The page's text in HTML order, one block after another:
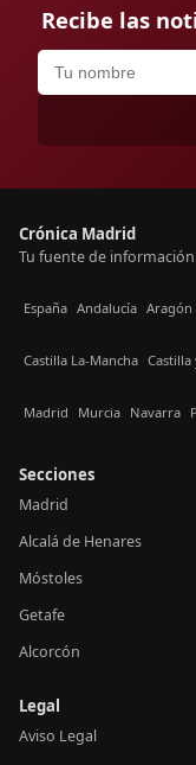
Recibe las
Crónica Madrid
Tu fuente de
España Andalucía Aragón
Castilla La-Mancha Castilla
Madrid Murcia Navarra
Secciones
Madrid
Alcalá de Henares
Móstoles
Getafe
Alcorcón
Legal
Aviso Legal